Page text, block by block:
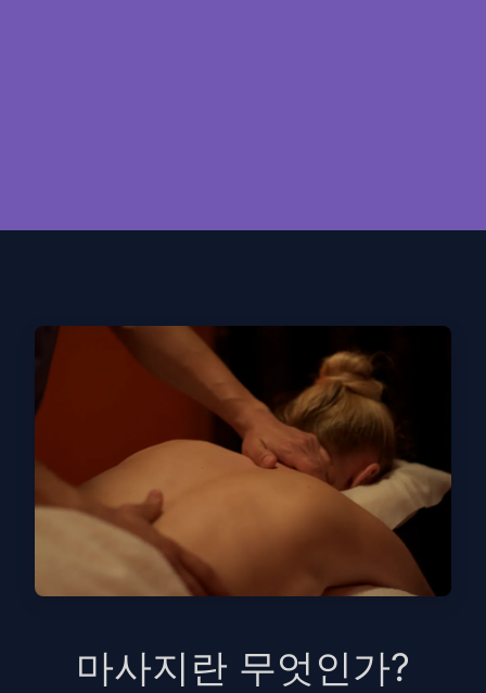
마사지란 무엇인가?